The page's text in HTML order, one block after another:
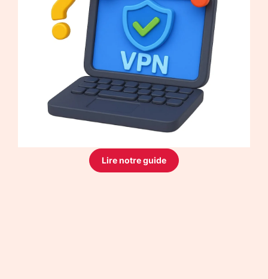
Lire notre guide